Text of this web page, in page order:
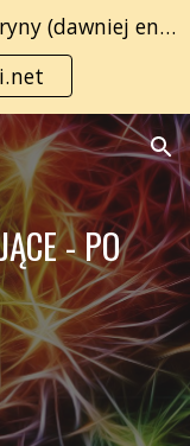
Skip to navigation
To jest nowy, oryginalny adres witryny (dawniej enauczanie.com):
- PO